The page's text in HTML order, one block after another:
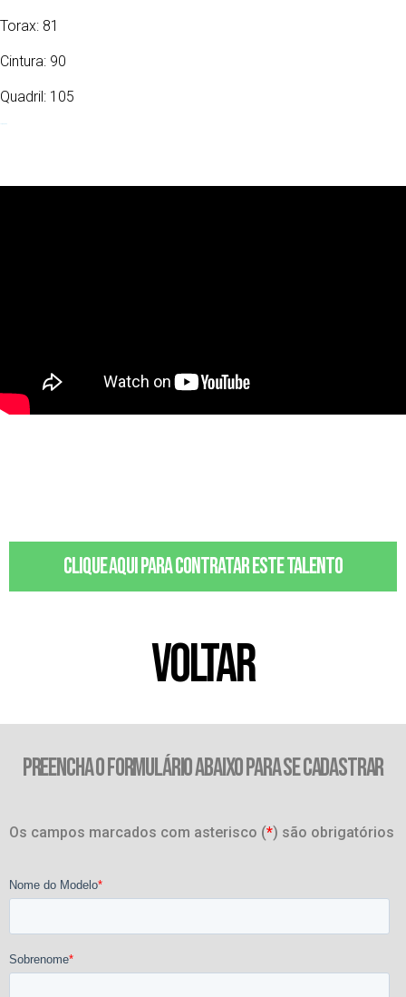
Torax: 81
Cintura: 90
Quadril: 105
Clique aqui para contratar este talento
VOLTAR
PREENCHA O FORMULÁRIO ABAIXO PARA SE CADASTRAR
Os campos marcados com asterisco (*) são obrigatórios